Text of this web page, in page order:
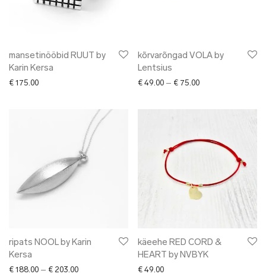
mansetinööbid RUUT by
Karin Kersa
€ 175.00
kõrvarõngad VOLA by
Lentsius
€ 49.00 – € 75.00Price range: €
ripats NOOL by Karin
Kersa
€ 188.00 – € 203.00Price range: € 188.00 through € 203.00
käeehe RED CORD &
HEART by NVBYK
€ 49.00